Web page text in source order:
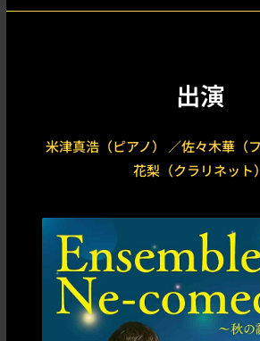
出演
米津真浩（ピアノ） ／佐々木華（
花梨（クラリネット）